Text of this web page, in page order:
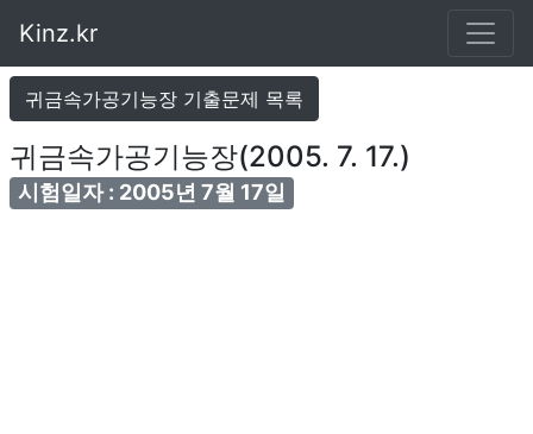
Kinz.kr
귀금속가공기능장 기출문제 목록
귀금속가공기능장(2005. 7. 17.)
시험일자 : 2005년 7월 17일